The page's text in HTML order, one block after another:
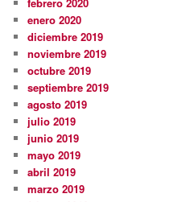
enero 2020
diciembre 2019
noviembre 2019
octubre 2019
septiembre 2019
agosto 2019
julio 2019
junio 2019
mayo 2019
abril 2019
marzo 2019